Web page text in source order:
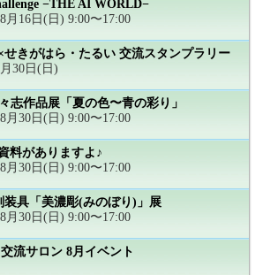
−THE AI WORLD−
月16日(日) 9:00〜17:00
せきがはら・たるい 交流スタンプラリー
30日(日)
志作品展「夏の色〜青の彩り」
月30日(日) 9:00〜17:00
料がありますよ♪
月30日(日) 9:00〜17:00
具「美濃彫(みのぼり)」展
月30日(日) 9:00〜17:00
流サロン 8月イベント